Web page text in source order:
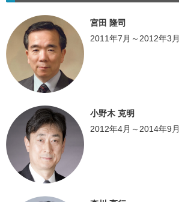
宮田 隆司
2011年7月～2012年3月
小野木 克明
2012年4月～2014年9月